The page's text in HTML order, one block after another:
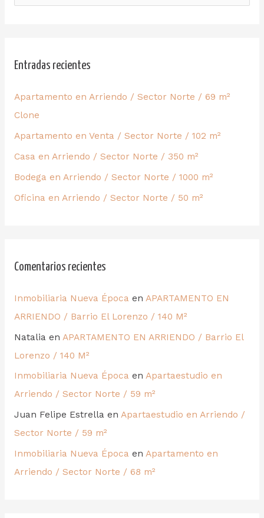
Entradas recientes
Apartamento en Arriendo / Sector Norte / 69 m²
Clone
Apartamento en Venta / Sector Norte / 102 m²
Casa en Arriendo / Sector Norte / 350 m²
Bodega en Arriendo / Sector Norte / 1000 m²
Oficina en Arriendo / Sector Norte / 50 m²
Comentarios recientes
Inmobiliaria Nueva Época en APARTAMENTO EN
ARRIENDO / Barrio El Lorenzo / 140 M²
Nataliaen APARTAMENTO EN ARRIENDO / Barrio El
Lorenzo / 140 M²
Inmobiliaria Nueva Época en Apartaestudio en
Arriendo / Sector Norte / 59 m²
Juan Felipe Estrellaen Apartaestudio en Arriendo /
Sector Norte / 59 m²
Inmobiliaria Nueva Época en Apartamento en
Arriendo / Sector Norte / 68 m²